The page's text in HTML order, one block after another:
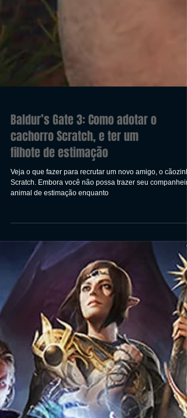
cachorro Scratch, e ter um
filhote de estimação
Veja o que fazer para recrutar um novo amigo, o
Scratch. Embora você não possa trazer seu
animal de estimação enquanto